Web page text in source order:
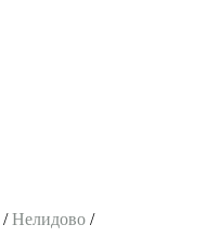
/Нелидово /